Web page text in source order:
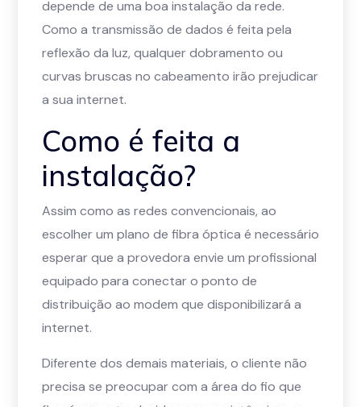
depende de uma boa instalação da rede.
Como a transmissão de dados é feita pela
reflexão da luz, qualquer dobramento ou
curvas bruscas no cabeamento irão prejudicar
a sua internet.
Como é feita a
instalação?
Assim como as redes convencionais, ao
escolher um plano de fibra óptica é necessário
esperar que a provedora envie um profissional
equipado para conectar o ponto de
distribuição ao modem que disponibilizará a
internet.
Diferente dos demais materiais, o cliente não
precisa se preocupar com a área do fio que